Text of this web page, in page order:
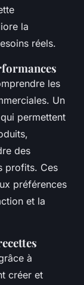
la
réels.
les
Un
permettent
des
profits. Ces
préférences
et la
à
créer et